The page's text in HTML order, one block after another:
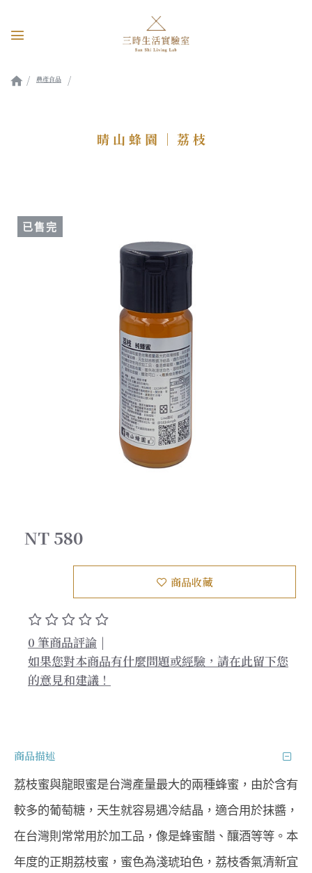
農產食品
晴山蜂園｜荔枝
已售完
0 筆商品評論 |
如果您對本商品有什麼問題或經驗，請在此留下您
的意見和建議！
NT 580
商品收藏
商品描述
荔枝蜜與龍眼蜜是台灣產量最大的兩種蜂蜜，由於含有
較多的葡萄糖，天生就容易遇冷結晶，適合用於抹醬，
在台灣則常常用於加工品，像是蜂蜜醋、釀酒等等。本
年度的正期荔枝蜜，蜜色為淺琥珀色，荔枝香氣清新宜